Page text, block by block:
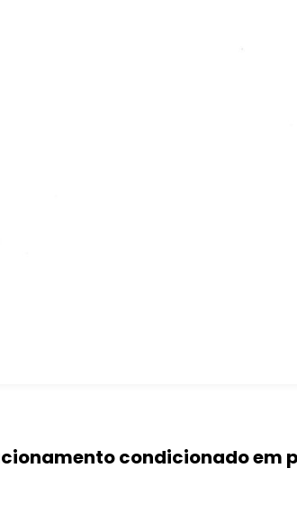
condicionado